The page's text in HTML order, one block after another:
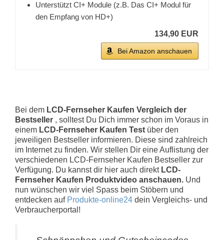
Unterstützt CI+ Module (z.B. Das CI+ Modul für
den Empfang von HD+)
134,90 EUR
Bei Amazon anschauen
Bei dem LCD-Fernseher Kaufen Vergleich der
Bestseller , solltest Du Dich immer schon im Voraus in
einem LCD-Fernseher Kaufen Test über den
jeweiligen Bestseller informieren. Diese sind zahlreich
im Internet zu finden. Wir stellen Dir eine Auflistung der
verschiedenen LCD-Fernseher Kaufen Bestseller zur
Verfügung. Du kannst dir hier auch direkt LCD-
Fernseher Kaufen Produktvideo anschauen. Und
nun wünschen wir viel Spass beim Stöbern und
entdecken auf Produkte-online24 dein Vergleichs- und
Verbraucherportal!